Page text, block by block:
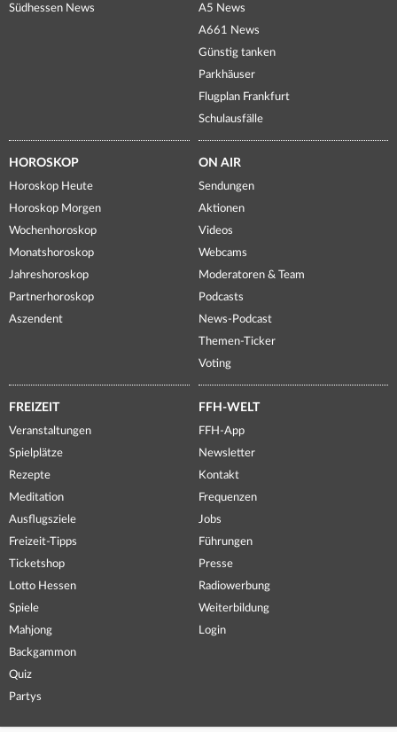
Südhessen News
A5 News
A661 News
Günstig tanken
Parkhäuser
Flugplan Frankfurt
Schulausfälle
HOROSKOP
Horoskop Heute
Horoskop Morgen
Wochenhoroskop
Monatshoroskop
Jahreshoroskop
Partnerhoroskop
Aszendent
ON AIR
Sendungen
Aktionen
Videos
Webcams
Moderatoren & Team
Podcasts
News-Podcast
Themen-Ticker
Voting
FREIZEIT
Veranstaltungen
Spielplätze
Rezepte
Meditation
Ausflugsziele
Freizeit-Tipps
Ticketshop
Lotto Hessen
Spiele
Mahjong
Backgammon
Quiz
Partys
FFH-WELT
FFH-App
Newsletter
Kontakt
Frequenzen
Jobs
Führungen
Presse
Radiowerbung
Weiterbildung
Login